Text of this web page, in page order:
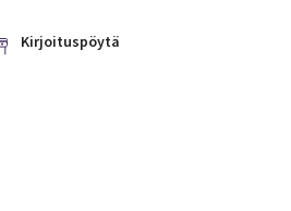
Kirjoituspöytä